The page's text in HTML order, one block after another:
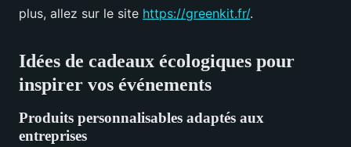
plus, allez sur le site https://greenkit.fr/.
Idées de cadeaux écologiques pour
inspirer vos événements
Produits personnalisables adaptés aux
entreprises